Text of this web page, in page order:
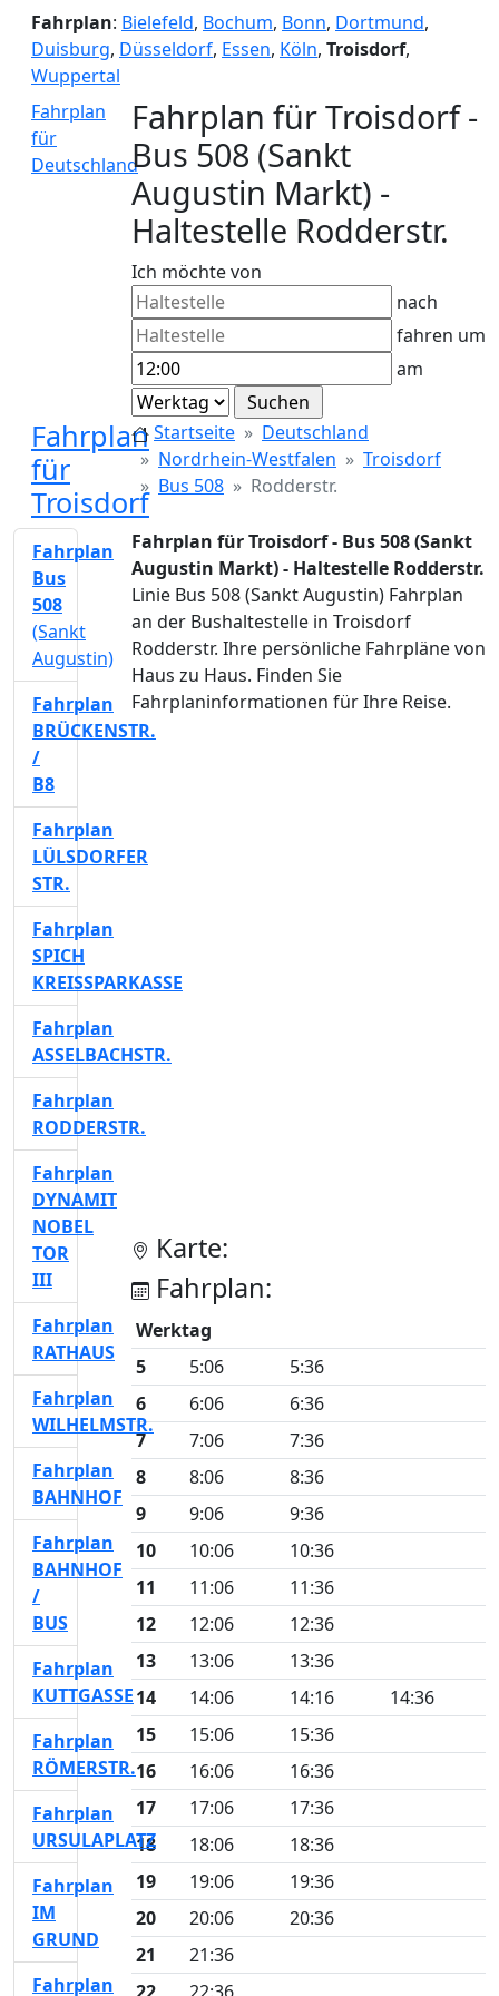
Fahrplan: Bielefeld, Bochum, Bonn, Dortmund,
Duisburg, Düsseldorf, Essen, Köln, Troisdorf,
Wuppertal
Fahrplan
für
Deutschland
Fahrplan für Troisdorf -
Bus 508 (Sankt
Augustin Markt) -
Haltestelle Rodderstr.
Ich möchte von
nach
fahren um
am
Fahrplan
für
Troisdorf
Startseite
Deutschland
Nordrhein-Westfalen
Troisdorf
Bus 508
Rodderstr.
Fahrplan für Troisdorf - Bus 508 (Sankt
Augustin Markt) - Haltestelle Rodderstr.
Linie Bus 508 (Sankt Augustin) Fahrplan
an der Bushaltestelle in Troisdorf
Rodderstr. Ihre persönliche Fahrpläne von
Haus zu Haus. Finden Sie
Fahrplaninformationen für Ihre Reise.
Karte:
Fahrplan:
Werktag
5
5:06
5:36
6
6:06
6:36
7
7:06
7:36
8
8:06
8:36
9
9:06
9:36
10
10:06
10:36
11
11:06
11:36
12
12:06
12:36
13
13:06
13:36
14
14:06 14:16
14:36
15
15:06
15:36
16
16:06
16:36
17
17:06
17:36
18
18:06
18:36
19
19:06
19:36
20
20:06
20:36
21
21:36
Fahrplan
Bus
508
(Sankt
Augustin)
Fahrplan
BRÜCKENSTR.
/
B8
Fahrplan
LÜLSDORFER
STR.
Fahrplan
SPICH
KREISSPARKASSE
Fahrplan
ASSELBACHSTR.
Fahrplan
RODDERSTR.
Fahrplan
DYNAMIT
NOBEL
TOR
III
Fahrplan
RATHAUS
Fahrplan
WILHELMSTR.
Fahrplan
BAHNHOF
Fahrplan
BAHNHOF
/
BUS
Fahrplan
KUTTGASSE
Fahrplan
RÖMERSTR.
Fahrplan
URSULAPLATZ
Fahrplan
IM
GRUND
Fahrplan